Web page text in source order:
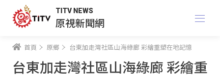
TITV NEWS
原視新聞網
首頁 原鄉 台東加走灣社區山海綠廊 彩繪重塑在地記憶
台東加走灣社區山海綠廊 彩繪重